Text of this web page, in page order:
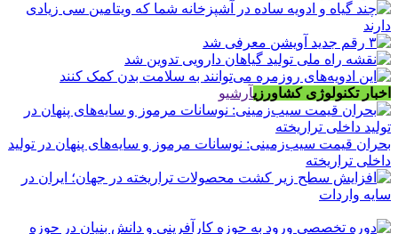
اخبار تکنولوژی کشاورزیآرشیو
بحران قیمت سیب‌زمینی: نوسانات مرموز و سایه‌های پنهان در تولید
داخلی تراریخته